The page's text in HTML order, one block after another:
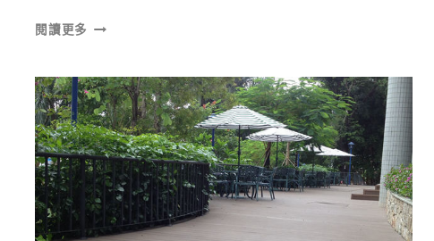
閱讀更多
複
合
露
台
板
的
時
尚
耐